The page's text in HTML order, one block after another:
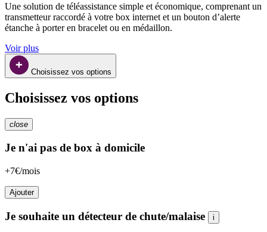
Une solution de téléassistance simple et économique, comprenant un
transmetteur raccordé à votre box internet et un bouton d’alerte
étanche à porter en bracelet ou en médaillon.
Voir plus
Choisissez vos options
Choisissez vos options
close
Je n'ai pas de box à domicile
+7€/mois
Ajouter
Je souhaite un détecteur de chute/malaise i